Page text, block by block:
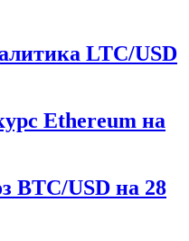
LTC/USD
Ethereum на
BTC/USD на 28